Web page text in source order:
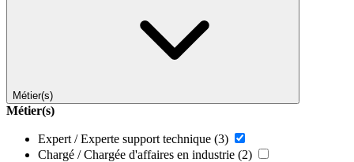
Métier(s)
Métier(s)
Expert / Experte support technique (3)
Chargé / Chargée d'affaires en industrie (2)